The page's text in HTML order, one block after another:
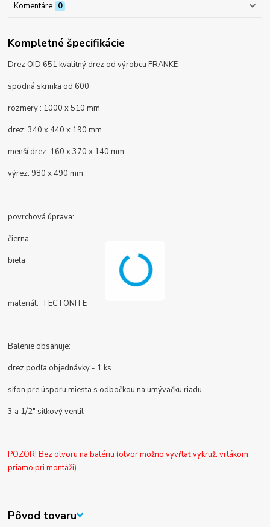
Komentáre 0
Kompletné špecifikácie
Drez OID 651 kvalitný drez od výrobcu FRANKE
spodná skrinka od 600
rozmery : 1000 x 510 mm
drez:340 x 440 x 190 mm
menší drez: 160 x 370 x 140 mm
výrez: 980 x 490 mm
povrchová úprava:
čierna
biela
materiál: TECTONITE
Balenie obsahuje:
drez podľa objednávky - 1 ks
sifon pre úsporu miesta s odbočkou na umývačku riadu
3 a 1/2" sitkový ventil
POZOR! Bez otvoru na batériu (otvor možno vyvŕtať vykruž. vrtákom
priamo pri montáži)
Pôvod tovaru